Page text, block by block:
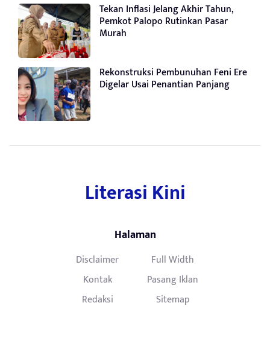
Tekan Inflasi Jelang Akhir Tahun,
Pemkot Palopo Rutinkan Pasar
Murah
Rekonstruksi Pembunuhan Feni Ere
Digelar Usai Penantian Panjang
Literasi Kini
Halaman
Disclaimer
Full Width
Kontak
Pasang Iklan
Redaksi
Sitemap